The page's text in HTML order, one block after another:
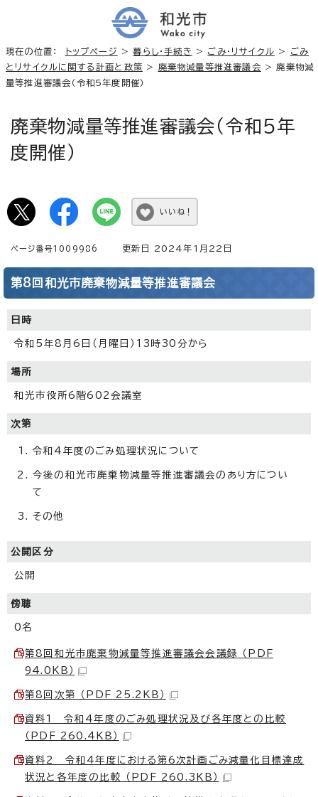
現在の位置： トップページ >暮らし・手続き > ごみ・リサイクル >
ごみ
とリサイクルに関する計画と政策 > 廃棄物減量等推進審議会 > 廃棄物減
量等推進審議会（令和5年度開催）
廃棄物減量等推進審議会（令和5年
度開催）
いいね！
ページ番号1009986 更新日 2024年1月22日
第8回和光市廃棄物減量等推進審議会
日時
令和5年8月6日（月曜日）13時30分から
場所
和光市役所6階602会議室
次第
令和4年度のごみ処理状況について
今後の和光市廃棄物減量等推進審議会のあり方につい
て
その他
公開区分
公開
傍聴
0名
第8回和光市廃棄物減量等推進審議会会議録 （PDF
94.0KB）
第8回次第 （PDF 25.2KB）
資料1 令和4年度のごみ処理状況及び各年度との比較
（PDF 260.4KB）
資料2 令和4年度における第6次計画ごみ減量化目標達成
状況と各年度の比較 （PDF 260.3KB）